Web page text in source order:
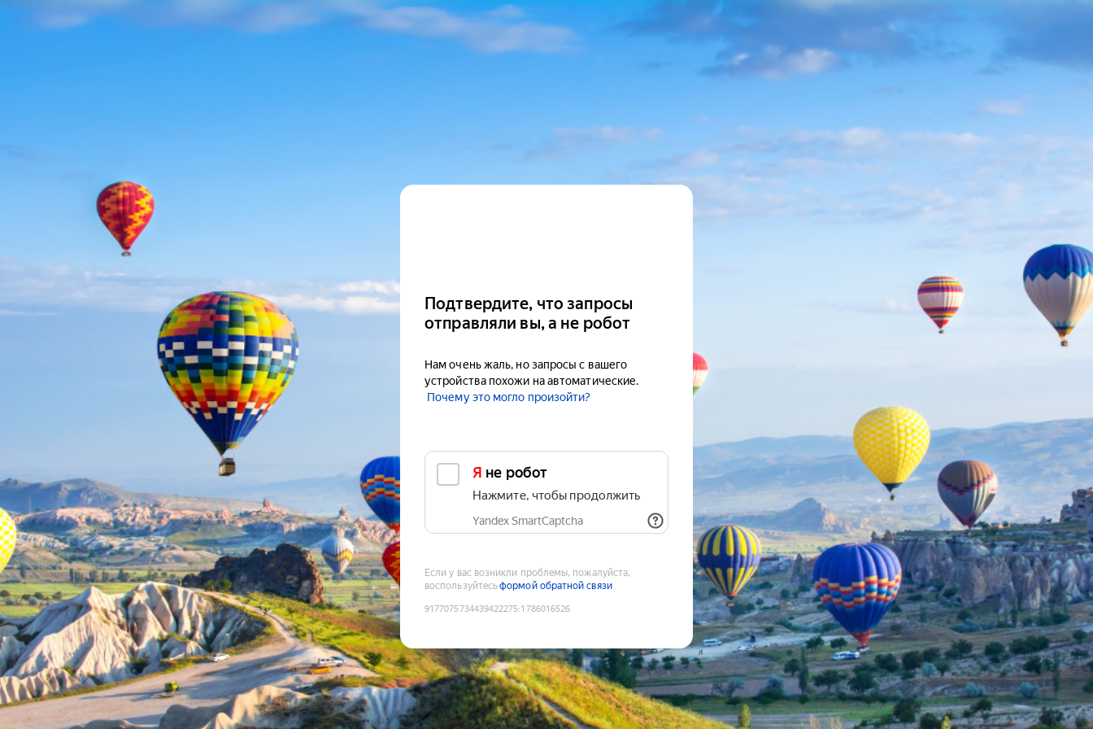
Подтвердите, что запросы
отправляли вы, а не робот
Нам очень жаль, но запросы с вашего
устройства похожи на автоматические.
Почему это могло произойти?
Я не робот
Нажмите, чтобы продолжить
Yandex SmartCaptcha
Если у вас возникли проблемы, пожалуйста,
воспользуйтесьформой обратной связи
9177075734439422275:1786016526